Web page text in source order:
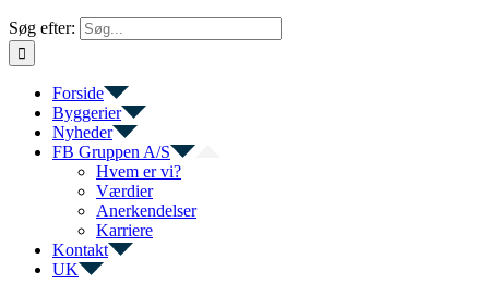
Søg efter:
Forside
Byggerier
Nyheder
FB Gruppen A/S
Hvem er vi?
Værdier
Anerkendelser
Karriere
Kontakt
UK